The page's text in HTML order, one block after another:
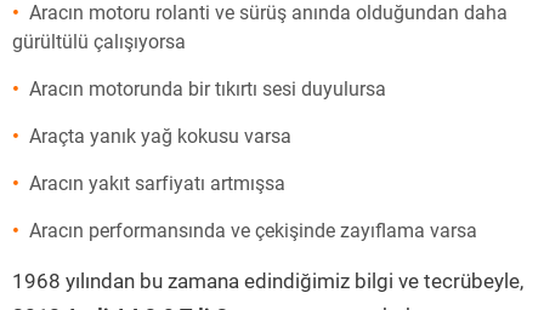
Aracın motoru rolanti ve sürüş anında olduğundan daha
gürültülü çalışıyorsa
Aracın motorunda bir tıkırtı sesi duyulursa
Araçta yanık yağ kokusu varsa
Aracın yakıt sarfiyatı artmışsa
Aracın performansında ve çekişinde zayıflama varsa
1968 yılından bu zamana edindiğimiz bilgi ve tecrübeyle,